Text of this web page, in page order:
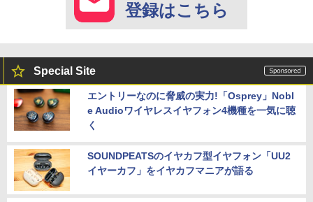
登録はこちら
Special Site
エントリーなのに脅威の実力!「Osprey」Nobl
e Audioワイヤレスイヤフォン4機種を一気に聴
く
SOUNDPEATSのイヤカフ型イヤフォン「UU2
イヤーカフ」をイヤカフマニアが語る